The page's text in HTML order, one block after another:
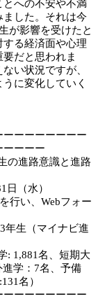
への不安や不満
ました。それは今
が影響を受けたと
る経済面や心理
だと思われま
い状況ですが、
に変化していく
ーーーーーーー
ーーーー
の進路意識と進路
日（水）
行い、Webフォー
年生（マイナビ進
: 1,881名、短期大
学：7名、予備
名）
ーーーーーーー